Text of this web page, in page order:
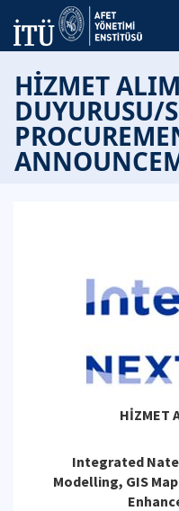
HİZMET
DUYURUSU/
HİZMET
Integrated
Modelling, GIS